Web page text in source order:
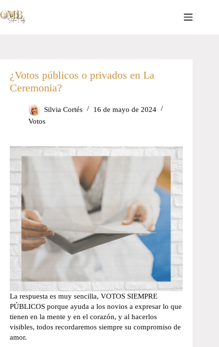
al
contenido
¿Votos públicos o privados en La
Ceremonia?
Silvia Cortés
16 de mayo de 2024
Votos
La respuesta es muy sencilla, VOTOS SIEMPRE
PÚBLICOS porque ayuda a los novios a expresar lo que
tienen en la mente y en el corazón, y al hacerlos
visibles, todos recordaremos siempre su compromiso de
amor.